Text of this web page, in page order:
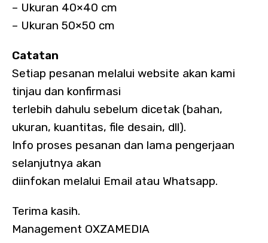
– Ukuran 40×40 cm
– Ukuran 50×50 cm
Catatan
Setiap pesanan melalui website akan kami
tinjau dan konfirmasi
terlebih dahulu sebelum dicetak (bahan,
ukuran, kuantitas, file desain, dll).
Info proses pesanan dan lama pengerjaan
selanjutnya akan
diinfokan melalui Email atau Whatsapp.
Terima kasih.
Management OXZAMEDIA